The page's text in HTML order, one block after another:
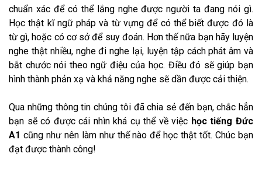
chuẩn xác để có thể lắng nghe được người ta đang nói gì.
Học thật kĩ ngữ pháp và từ vựng để có thể biết được đó là
từ gì, hoặc có cơ sở để suy đoán. Hơn thế nữa bạn hãy luyện
nghe thật nhiều, nghe đi nghe lại, luyện tập cách phát âm và
bắt chước nói theo ngữ điệu của học. Điều đó sẽ giúp bạn
hình thành phản xạ và khả năng nghe sẽ dần được cải thiện.
Qua những thông tin chúng tôi đã chia sẻ đến bạn, chắc hẳn
bạn sẽ có được cái nhìn khá cụ thể về việc học tiếng Đức
A1 cũng như nên làm như thế nào để học thật tốt. Chúc bạn
đạt được thành công!